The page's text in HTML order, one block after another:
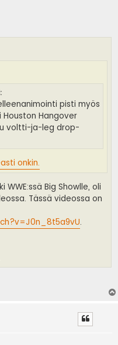
pisti myös
Hangover
voltti-ja-leg drop-
onkin.
Big Showlle, oli
Tässä videossa on
.